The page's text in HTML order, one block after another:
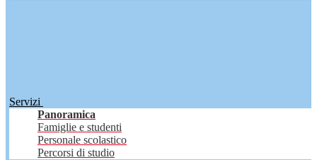
Servizi
Panoramica
Famiglie e studenti
Personale scolastico
Percorsi di studio